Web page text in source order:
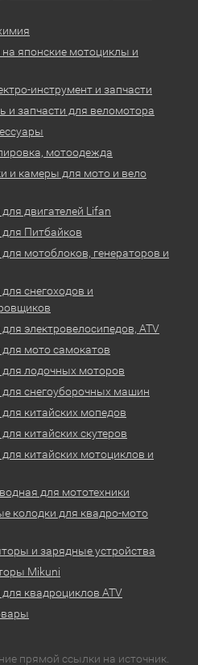
на японские мотоциклы и
инструмент и запчасти
и запчасти для веломотора
мотоодежда
и камеры для мото и вело
двигателей Lifan
для Питбайков
мотоблоков, генераторов и
снегоходов и
электровелосипедов, ATV
для мото самокатов
для лодочных моторов
для снегоуборочных машин
китайских мопедов
китайских скутеров
китайских мотоциклов и
для мототехники
колодки для квадро-мото
и зарядные устройства
Mikuni
квадроциклов ATV
прямой ссылки на источник.